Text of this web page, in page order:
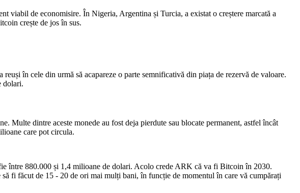
viabil de economisire. În Nigeria, Argentina și Turcia, a existat o creștere marcată a
crește de jos în sus.
în cele din urmă să acapareze o parte semnificativă din piața de rezervă de valoare.
dolari.
Multe dintre aceste monede au fost deja pierdute sau blocate permanent, astfel încât
care pot circula.
între 880.000 și 1,4 milioane de dolari. Acolo crede ARK că va fi Bitcoin în 2030.
fi făcut de 15 - 20 de ori mai mulți bani, în funcție de momentul în care vă cumpărați